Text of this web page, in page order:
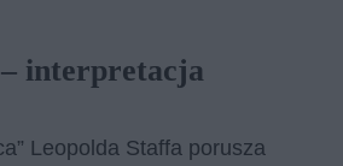
interpretacja
Leopolda Staffa porusza